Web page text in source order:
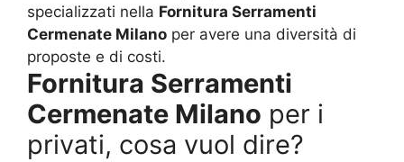
specializzati nella Fornitura Serramenti
Cermenate Milano per avere una diversità di
proposte e di costi.
Fornitura Serramenti
Cermenate Milano per i
privati, cosa vuol dire?